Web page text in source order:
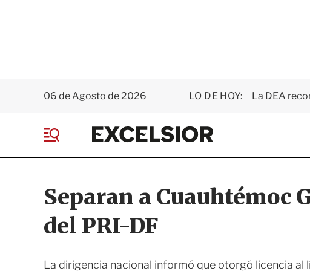
06 de Agosto de 2026 LO DE HOY: La DEA
E
x
e
s
o
e
Separan a Cuauhtémoc
del PRI-DF
La dirigencia nacional informó que otorgó licencia